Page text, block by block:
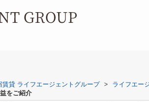
賃貸 ライフエージェントグループ > ライフエー
をご紹介